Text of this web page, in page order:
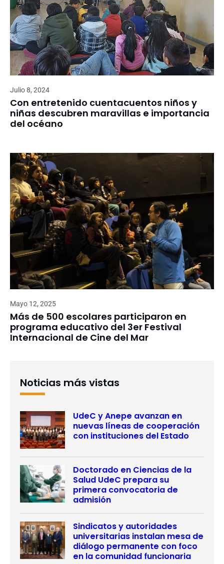
Julio 8, 2024
Con entretenido cuentacuentos niños y
niñas descubren maravillas e importancia
del océano
Mayo 12, 2025
Más de 500 escolares participaron en
programa educativo del 3er Festival
Internacional de Cine del Mar
Noticias más vistas
UdeC y Anepe avanzan en
nuevas líneas de cooperación
con instituciones del Estado
Doctorado en Ciencias de la
Salud UdeC prepara su
primera convocatoria de
admisión
Sindicatos y autoridades
universitarias instalan mesa de
diálogo permanente con foco
en la comunidad funcionaria